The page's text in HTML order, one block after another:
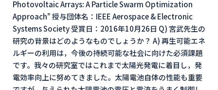
Photovoltaic Arrays: A Particle Swarm Optimization
Approach” 授与団体名：IEEE Aerospace & Electronic
Systems Society 受賞日：2016年10月26日 Q) 宮武先生の
研究の背景はどのようなものでしょうか？ A) 再生可能エネ
ルギーの利用は，今後の持続可能な社会に向けた必須課題
です。我々の研究室ではこれまで太陽光発電に着目し，発
電効率向上に努めてきました。太陽電池自体の性能も重要